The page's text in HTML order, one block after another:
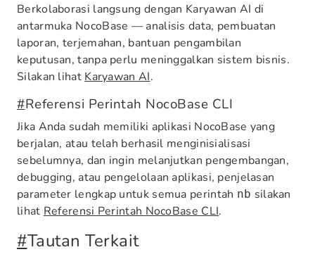
Berkolaborasi langsung dengan Karyawan AI di
antarmuka NocoBase — analisis data, pembuatan
laporan, terjemahan, bantuan pengambilan
keputusan, tanpa perlu meninggalkan sistem bisnis.
Silakan lihat Karyawan AI.
#Referensi Perintah NocoBase CLI
Jika Anda sudah memiliki aplikasi NocoBase yang
berjalan, atau telah berhasil menginisialisasi
sebelumnya, dan ingin melanjutkan pengembangan,
debugging, atau pengelolaan aplikasi, penjelasan
parameter lengkap untuk semua perintah nb silakan
lihat Referensi Perintah NocoBase CLI.
#Tautan Terkait